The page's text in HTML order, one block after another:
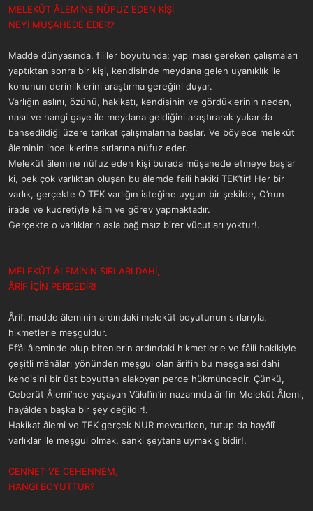
ş
l
a
a
n
t
a
r
h
MELEKÛT ÂLEMİNE NÜFUZ EDEN KİŞİ
NEYİ MÜŞAHEDE EDER?
Madde dünyasında, fiiller boyutunda; yapılması gereken çalışmaları
yaptıktan sonra bir kişi, kendisinde meydana gelen uyanıklık ile
konunun derinliklerini araştırma gereğini duyar.
Varlığın aslını, özünü, hakikatı, kendisinin ve gördüklerinin neden,
nasıl ve hangi gaye ile meydana geldiğini araştırarak yukarıda
bahsedildiği üzere tarikat çalışmalarına başlar. Ve böylece melekût
âleminin inceliklerine sırlarına nüfuz eder.
Melekût âlemine nüfuz eden kişi burada müşahede etmeye başlar
ki, pek çok varlıktan oluşan bu âlemde faili hakiki TEK’tir! Her bir
varlık, gerçekte O TEK varlığın isteğine uygun bir şekilde, O’nun
irade ve kudretiyle kâim ve görev yapmaktadır.
Gerçekte o varlıkların asla bağımsız birer vücutları yoktur!.
MELEKÛT ÂLEMİNİN SIRLARI DAHİ,
ÂRİF İÇİN PERDEDİR!
Ârif, madde âleminin ardındaki melekût boyutunun sırlarıyla,
hikmetlerle meşguldur.
Ef’âl âleminde olup bitenlerin ardındaki hikmetlerle ve fâili hakikiyle
çeşitli mânâları yönünden meşgul olan ârifin bu meşgalesi dahi
kendisini bir üst boyuttan alakoyan perde hükmündedir. Çünkü,
Ceberût Âlemi’nde yaşayan Vâkıfîn’in nazarında ârifin Melekût Âlemi,
hayâlden başka bir şey değildir!.
Hakikat âlemi ve TEK gerçek NUR mevcutken, tutup da hayâlî
varlıklar ile meşgul olmak, sanki şeytana uymak gibidir!.
CENNET VE CEHENNEM,
HANGİ BOYUTTUR?